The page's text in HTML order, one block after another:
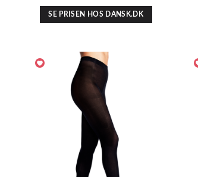
SE PRISEN HOS DANSK.DK